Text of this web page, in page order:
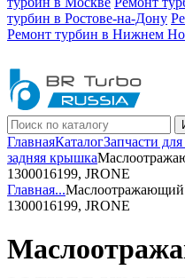
турбин в Ростове-на-Дону
Ремонт турбин в Нижнем
ГлавнаяКаталогЗапчасти
задняя крышка
1300016199, JRONE
Главная...Маслоотражающий
1300016199, JRONE